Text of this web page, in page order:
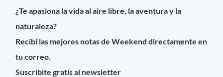
¿Te apasiona la vida al aire libre, la aventura y la
naturaleza?
Recibí las mejores notas de Weekend directamente en
tu correo.
Suscribite gratis al newsletter